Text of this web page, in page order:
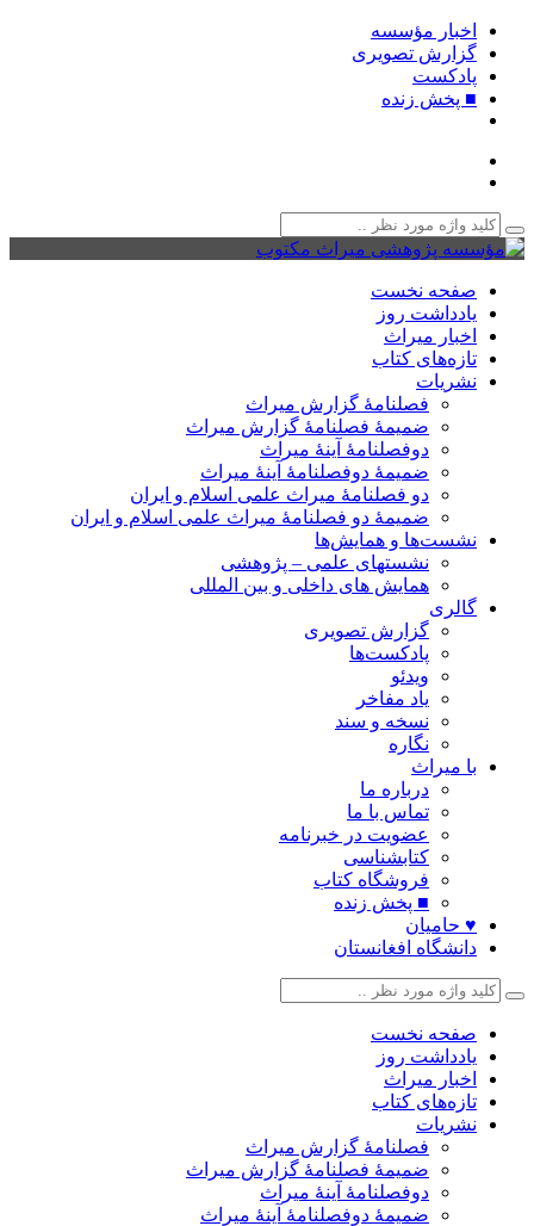
اخبار مؤسسه
گزارش تصویری
پادکست‌
■ پخش زنده
صفحه نخست
یادداشت روز
اخبار میراث
تازه‌های کتاب
نشریات
فصلنامۀ گزارش میراث
ضمیمۀ فصلنامۀ گزارش میراث
دوفصلنامۀ آینۀ میراث
ضمیمۀ دوفصلنامۀ آینۀ میراث
دو فصلنامۀ میراث علمی اسلام و ایران
ضمیمۀ دو فصلنامۀ میراث علمی اسلام و ایران
نشست‌ها و همایش‌ها
نشستهای علمی – پژوهشی
همایش های داخلی و بین المللی
گالری
گزارش تصویری
پادکست‌ها
ویدئو
یاد مفاخر
نسخه و سند
نگاره
با میراث
درباره ما
تماس با ما
عضویت در خبرنامه
کتابشناسی
فروشگاه کتاب
■ پخش زنده
♥ حامیان
دانشگاه افغانستان
صفحه نخست
یادداشت روز
اخبار میراث
تازه‌های کتاب
نشریات
فصلنامۀ گزارش میراث
ضمیمۀ فصلنامۀ گزارش میراث
دوفصلنامۀ آینۀ میراث
ضمیمۀ دوفصلنامۀ آینۀ میراث